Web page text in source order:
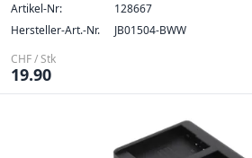
Artikel-Nr:
128667
Hersteller-Art.-Nr.
JB01504-BWW
CHF / Stk
19.90